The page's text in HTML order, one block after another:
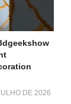
DE 2026